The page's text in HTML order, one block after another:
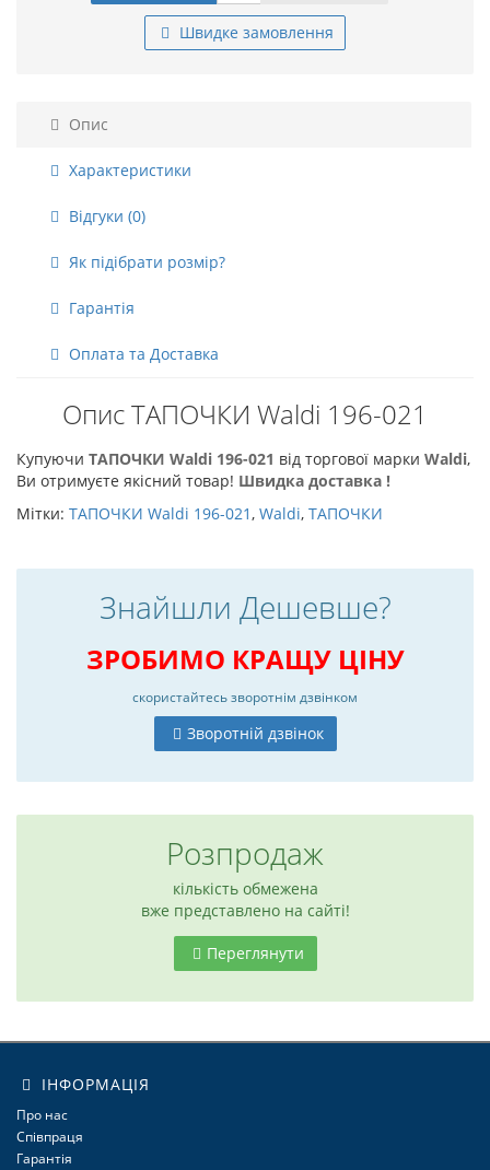
Швидке замовлення
Опис
Характеристики
Відгуки (0)
Як підібрати розмір?
Гарантія
Оплата та Доставка
Опис ТАПОЧКИ Waldi 196-021
Купуючи ТАПОЧКИ Waldi 196-021 від торгової марки Waldi,
Ви отримуєте якісний товар! Швидка доставка !
Мітки: ТАПОЧКИ Waldi 196-021, Waldi, ТАПОЧКИ
Знайшли Дешевше?
ЗРОБИМО КРАЩУ ЦІНУ
скористайтесьзворотнім дзвінком
Зворотній дзвінок
Розпродаж
кількість обмежена
вже представлено на сайті!
Переглянути
ІНФОРМАЦІЯ
Про нас
Співпраця
Гарантія